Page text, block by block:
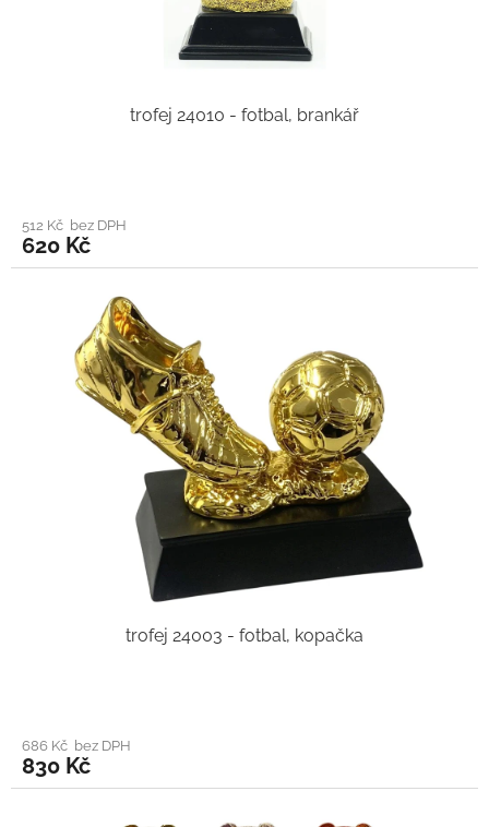
trofej 24010 - fotbal, brankář
512 Kč bez DPH
620 Kč
trofej 24003 - fotbal, kopačka
686 Kč bez DPH
830 Kč